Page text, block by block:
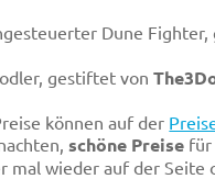
Dune
gestiftet von
können auf der
schöne Preise für
mal wieder auf der Seite